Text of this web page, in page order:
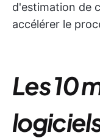
d'estimation de
accélérer le
Les 10